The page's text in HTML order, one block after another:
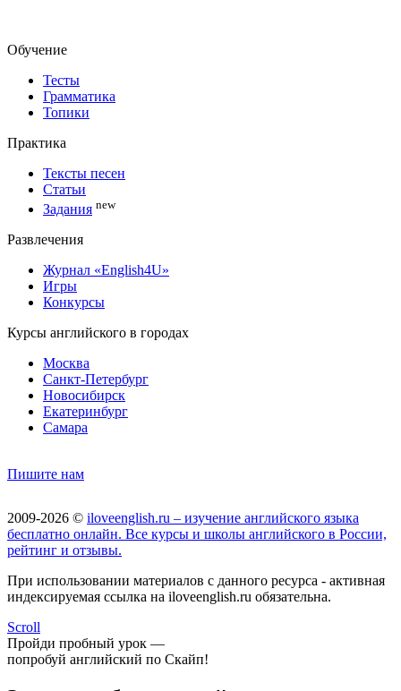
Обучение
Тесты
Грамматика
Топики
Практика
Тексты песен
Статьи
Задания new
Развлечения
Журнал «English4U»
Игры
Конкурсы
Курсы английского в городах
Москва
Санкт-Петербург
Новосибирск
Екатеринбург
Самара
Пишите нам
2009-2026 © iloveenglish.ru – изучение английского языка
бесплатно онлайн. Все курсы и школы английского в России,
рейтинг и отзывы.
При использовании материалов с данного ресурса - активная
индексируемая ссылка на iloveenglish.ru обязательна.
Scroll
Пройди пробный урок —
попробуй английский по Скайп!